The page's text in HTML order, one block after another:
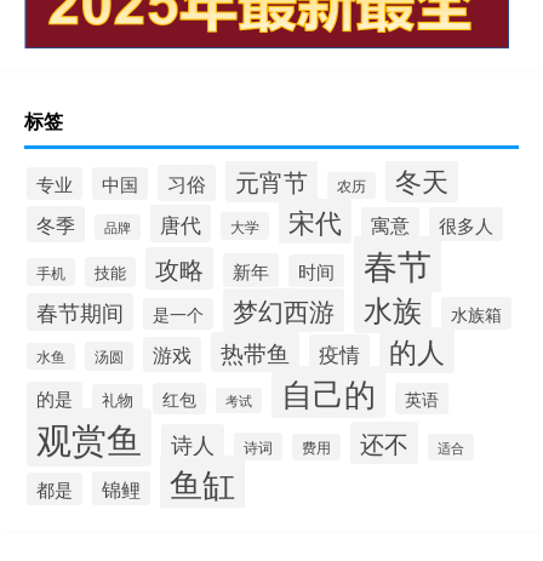
标签
专业 中国 习俗 元宵节 农历 冬天
冬季 品牌 唐代 大学 宋代 寓意 很多人
手机 技能 攻略 新年 时间 春节
春节期间 是一个 梦幻西游 水族 水族箱
水鱼 汤圆 游戏 热带鱼 疫情 的人
的是 礼物 红包 考试 自己的 英语
观赏鱼 诗人 诗词 费用 还不 适合
都是 锦鲤 鱼缸